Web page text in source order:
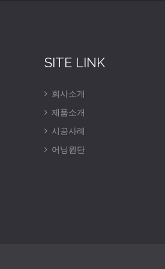
SITE LINK
회사소개
제품소개
시공사례
어닝원단